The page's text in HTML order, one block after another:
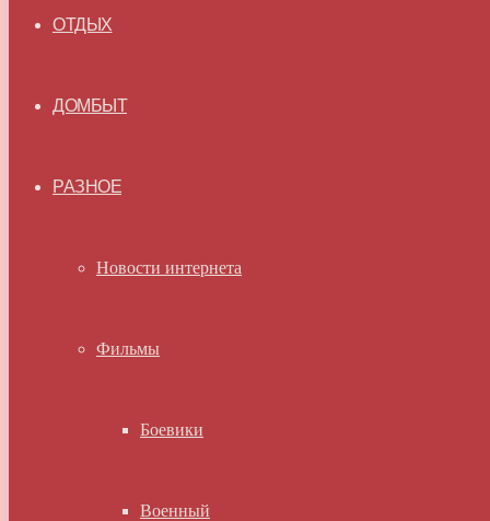
ОТДЫХ
ДОМБЫТ
РАЗНОЕ
Новости интернета
Фильмы
Боевики
Военный